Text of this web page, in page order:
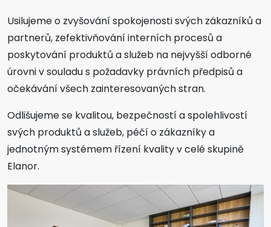
Usilujeme o zvyšování spokojenosti svých zákazníků a
partnerů, zefektivňování interních procesů a
poskytování produktů a služeb na nejvyšší odborné
úrovni v souladu s požadavky právních předpisů a
očekávání všech zainteresovaných stran.
Odlišujeme se kvalitou, bezpečností a spolehlivostí
svých produktů a služeb, péčí o zákazníky a
jednotným systémem řízení kvality v celé skupině
Elanor.